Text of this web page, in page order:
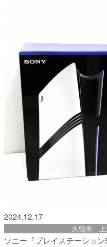
2024.12.17
久留米 上
ソニー『プレイステーショ